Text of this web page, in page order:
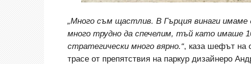
„Много съм щастлив. В Гърция винаги
много трудно да спечелим, тъй като имаше
стратегически много вярно.“, каза шефът на
трасе от препятствия на паркур дизайнеро